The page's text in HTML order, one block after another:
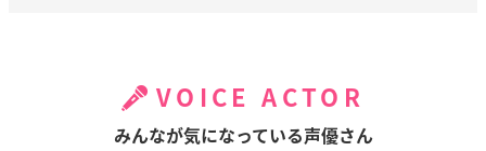
VOICE ACTOR
みんなが気になっている声優さん